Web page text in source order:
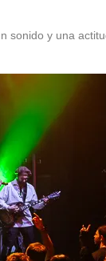
sonido y una